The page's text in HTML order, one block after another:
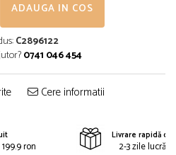
ADAUGA IN COS
C2896122
0741 046 454
Cere informatii
ron
Livrare rapidă
2-3 zile